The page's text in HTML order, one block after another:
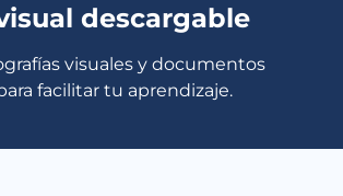
descargable
visuales y documentos
facilitar tu aprendizaje.